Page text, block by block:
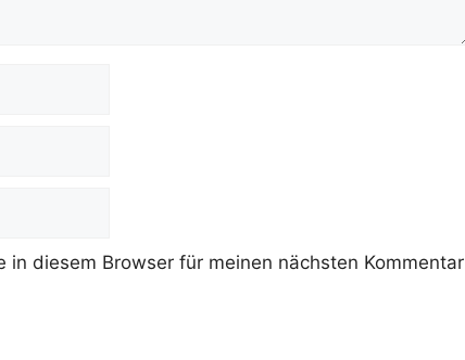
diesem Browser für meinen nächsten Kommentar